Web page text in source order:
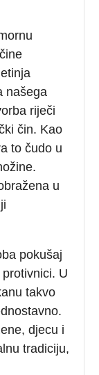
našega
riječi
čin. Kao
to čudo u
u
pokušaj
U
takvo
djecu i
tradiciju,